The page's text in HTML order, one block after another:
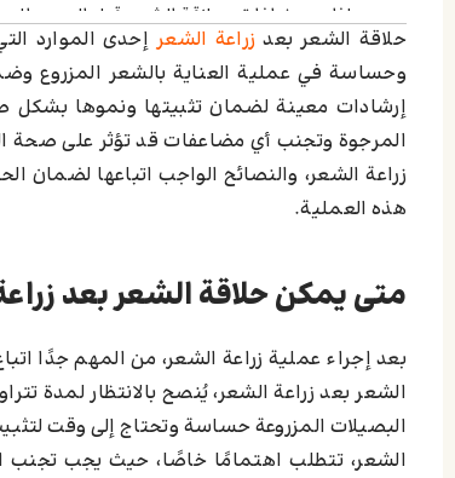
ماذا يحدث إذا تم حلاقة الشعر قبل الموعد
جدول زمني لحلاقة الشعر بعد الزراعة
اترك تعليقاً إلغاء الرد
حلاقة الشعر بعد زراعة الشعرإحدى الموارد
وحساسة في عملية العناية بالشعر المزروع
إرشادات معينة لضمان تثبيتها ونموها بشكل
المرجوة وتجنب أي مضاعفات قد تؤثر على صحة
زراعة الشعر، والنصائح الواجب اتباعها
هذه العملية.
متى يمكن حلاقة الشعر بعد
بعد إجراء عملية زراعة الشعر، من المهم جدًا
الشعر، تتطلب اهتمامًا خاصًا، حيث يجب تجنب